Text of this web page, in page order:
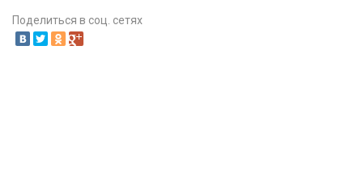
Поделиться в соц. сетях